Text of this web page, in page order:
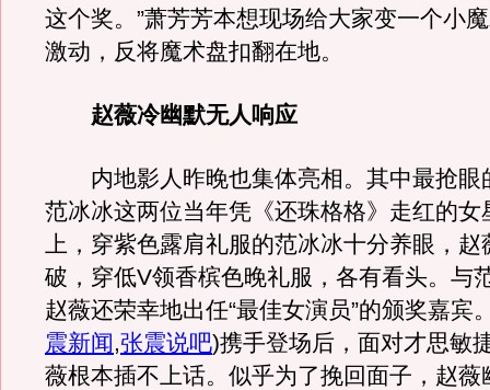
这个奖。”萧芳芳本想现场给大家变一个小
激动，反将魔术盘扣翻在地。
赵薇冷幽默无人响应
内地影人昨晚也集体亮相。其中最抢眼
范冰冰这两位当年凭《还珠格格》走红的女
上，穿紫色露肩礼服的范冰冰十分养眼，赵
破，穿低V领香槟色晚礼服，各有看头。与
赵薇还荣幸地出任“最佳女演员”的颁奖嘉宾
震新闻,张震说吧)携手登场后，面对才思敏
薇根本插不上话。似乎为了挽回面子，赵薇